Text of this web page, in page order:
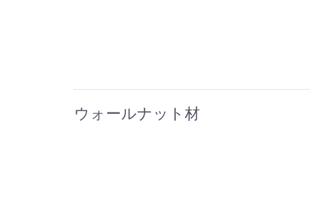
ウォールナット材